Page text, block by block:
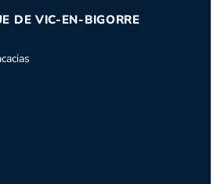
DE VIC-EN-BIGORRE